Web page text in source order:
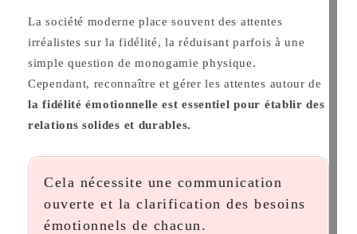
La société moderne place souvent des attentes
irréalistes sur la fidélité, la réduisant parfois à une
simple question de monogamie physique.
Cependant, reconnaître et gérer les attentes autour de
la fidélité émotionnelle est essentiel pour établir des
relations solides et durables.
Cela nécessite une communication
ouverte et la clarification des besoins
émotionnels de chacun.